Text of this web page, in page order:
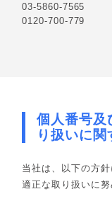
03-5860-7565
0120-700-779
個人番号及
り扱いに
当社は、以下の方
適正な取り扱いに努